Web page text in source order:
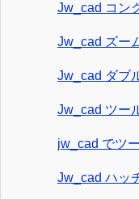
Jw_cad コン
Jw_cad ズー
Jw_cad ダブ
Jw_cad ツー
jw_cad でツ
Jw_cad ハッ